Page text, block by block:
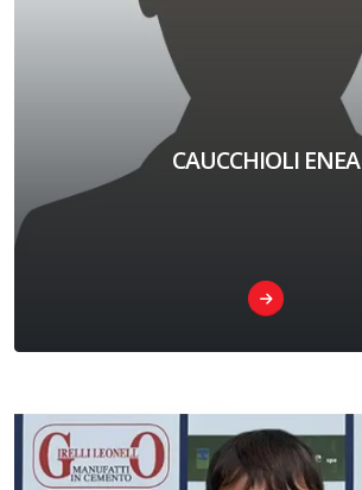
CAUCCHIOLI ENEA